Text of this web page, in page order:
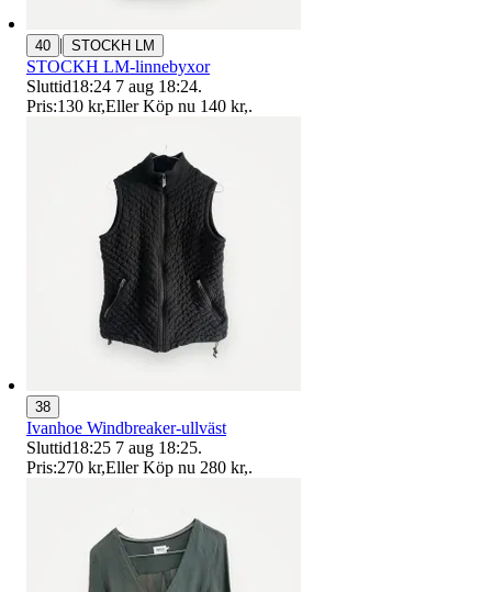
40 | STOCKH LM
STOCKH LM-linnebyxor
Sluttid18:24 7 aug 18:24.
Pris:130 kr,Eller Köp nu 140 kr,.
38
Ivanhoe Windbreaker-ullväst
Sluttid18:25 7 aug 18:25.
Pris:270 kr,Eller Köp nu 280 kr,.